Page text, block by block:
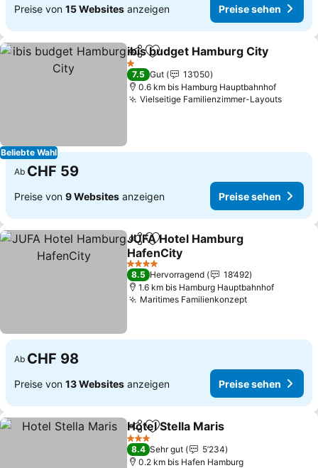
Preise von 15 Websites anzeigen Preise sehen
Beliebte Wahl
TeilenZu Favoriten hinzufügen
ibis budget Hamburg City
1 Sterne
7.5 Gut
13’050
0.6 km bis Hamburg Hauptbahnhof
Vielseitige Familienzimmer-Layouts
Ab CHF 59
Preise von 9 Websites anzeigen Preise sehen
TeilenZu Favoriten hinzufügen
JUFA Hotel Hamburg
HafenCity
4 Sterne
8.5 Hervorragend
18’492
1.6 km bis Hamburg Hauptbahnhof
Maritimes Familienkonzept
Ab CHF 98
Preise von 13 Websites anzeigen Preise sehen
TeilenZu Favoriten hinzufügen
Hotel Stella Maris
3 Sterne
8.4 Sehr gut
5’234
0.2 km bis Hafen Hamburg